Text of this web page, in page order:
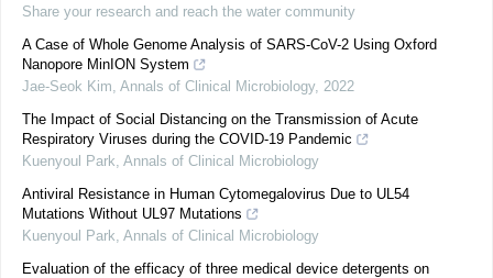
Share your research and reach the water community
A Case of Whole Genome Analysis of SARS-CoV-2 Using Oxford
Nanopore MinION System
Jae-Seok Kim Annals of Clinical Microbiology, 2022
The Impact of Social Distancing on the Transmission of Acute
Respiratory Viruses during the COVID-19 Pandemic
Kuenyoul Park Annals of Clinical Microbiology
Antiviral Resistance in Human Cytomegalovirus Due to UL54
Mutations Without UL97 Mutations
Kuenyoul Park Annals of Clinical Microbiology
Evaluation of the efficacy of three medical device detergents on